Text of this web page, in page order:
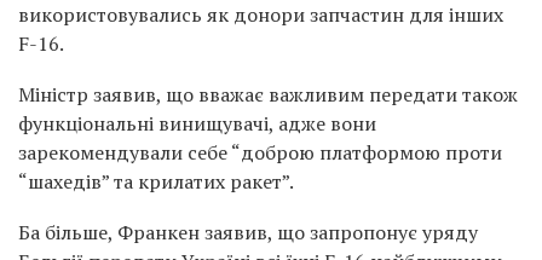
використовувались як донори запчастин для інших
F-16.
Міністр заявив, що вважає важливим передати також
функціональні винищувачі, адже вони
зарекомендували себе “доброю платформою проти
“шахедів” та крилатих ракет”.
Ба більше, Франкен заявив, що запропонує уряду